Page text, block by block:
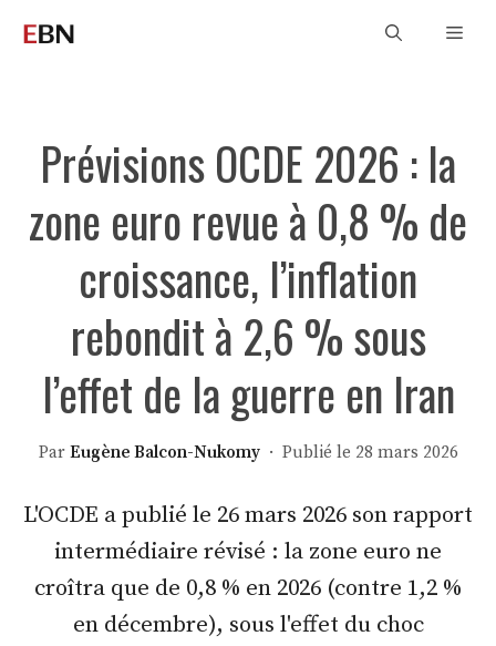
Prévisions OCDE 2026 : la
zone euro revue à 0,8 % de
croissance, l’inflation
rebondit à 2,6 % sous
l’effet de la guerre en Iran
Par Eugène Balcon-Nukomy· Publié le 28 mars 2026
L'OCDE a publié le 26 mars 2026 son rapport
intermédiaire révisé : la zone euro ne
croîtra que de 0,8 % en 2026 (contre 1,2 %
en décembre), sous l'effet du choc